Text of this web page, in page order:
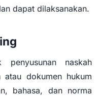
dapat dilaksanakan.
naskah
atau dokumen hukum
bahasa, dan norma